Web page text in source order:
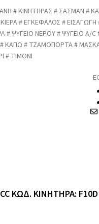
# ΚΙΝΗΤΗΡΑΣ # ΣΑΣΜΑΝ #
# ΕΓΚΕΦΑΛΟΣ #
# ΨΥΓΕΙΟ ΝΕΡΟΥ # ΨΥΓΕΙΟ
# ΤΖΑΜΟΠΟΡΤΑ #
# ΤΙΜΟΝΙ
ΚΩΔ. ΚΙΝΗΤΗΡΑ: F10D